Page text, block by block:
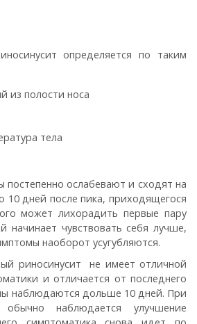
определяется по таким
из полости носа
тела
постепенно ослабевают и сходят на
10 дней после пика, приходящегося
может лихорадить первые пару
начинает чувствовать себя лучше,
наоборот усугубляются.
риносинусит не имеет отличной
и отличается от последнего
наблюдаются дольше 10 дней. При
наблюдается улучшение